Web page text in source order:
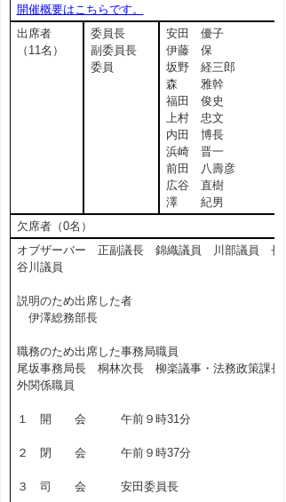
開催概要はこちらです。
出席者
（11名）
委員長
副委員長
委員
安田 優子
伊藤 保
坂野 経三郎
森 雅幹
福田 俊史
上村 忠文
内田 博長
浜崎 晋一
前田 八壽彦
広谷 直樹
澤 紀男
欠席者（0名）
オブザーバー 正副議長 錦織議員 川部議員 長
谷川議員
説明のため出席した者
伊澤総務部長
職務のため出席した事務局職員
尾坂事務局長 桐林次長 柳楽議事・法務政策課長
外関係職員
１ 開 会 午前９時31分
２ 閉 会 午前９時37分
３ 司 会 安田委員長